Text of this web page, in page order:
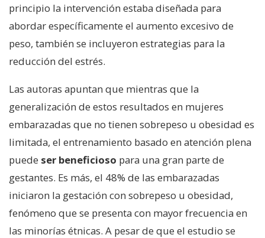
principio la intervención estaba diseñada para
abordar específicamente el aumento excesivo de
peso, también se incluyeron estrategias para la
reducción del estrés.
Las autoras apuntan que mientras que la
generalización de estos resultados en mujeres
embarazadas que no tienen sobrepeso u obesidad es
limitada, el entrenamiento basado en atención plena
puede ser beneficioso para una gran parte de
gestantes. Es más, el 48% de las embarazadas
iniciaron la gestación con sobrepeso u obesidad,
fenómeno que se presenta con mayor frecuencia en
las minorías étnicas. A pesar de que el estudio se